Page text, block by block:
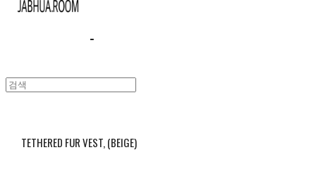
TETHERED FUR VEST, (BEIGE)